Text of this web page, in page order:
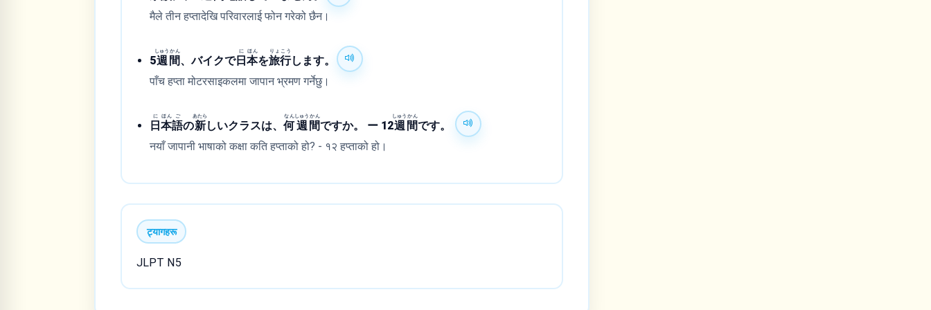
मैले तीन हप्तादेखि परिवारलाई फोन गरेको छैन।
5週
しゅう
間
かん
、バイクで日
に
本
ほん
を旅
りょ
行
こう
します。
पाँच हप्ता मोटरसाइकलमा जापान भ्रमण गर्नेछु।
日
に
本
ほん
語
ご
の新
あたら
しいクラスは、何
なん
週
しゅう
間
かん
ですか。 ー 12週
しゅう
間
かん
です。
नयाँ जापानी भाषाको कक्षा कति हप्ताको हो? - १२ हप्ताको हो।
ट्यागहरू
JLPT N5